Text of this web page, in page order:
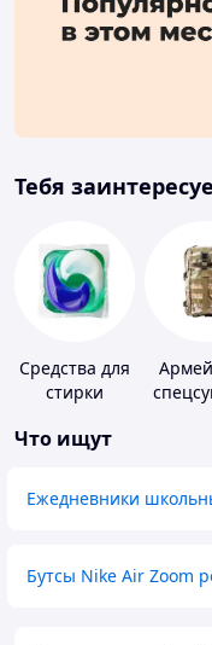
Тебя
Средства для
стирки
Что ищут
Ежедневники
Бутсы Nike Air Zoom